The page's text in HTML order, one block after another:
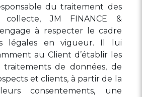
du traitement des
collecte, JM FINANCE &
à respecter le cadre
légales en vigueur. Il lui
au Client d’établir les
traitements de données, de
et clients, à partir de la
consentements, une